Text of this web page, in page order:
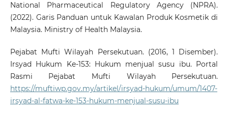
National Pharmaceutical Regulatory Agency (NPRA).
(2022). Garis Panduan untuk Kawalan Produk Kosmetik di
Malaysia. Ministry of Health Malaysia.
Pejabat Mufti Wilayah Persekutuan. (2016, 1 Disember).
Irsyad Hukum Ke-153: Hukum menjual susu ibu. Portal
Rasmi Pejabat Mufti Wilayah Persekutuan.
https://muftiwp.gov.my/artikel/irsyad-hukum/umum/1407-
irsyad-al-fatwa-ke-153-hukum-menjual-susu-ibu